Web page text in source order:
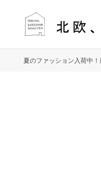
夏のファッション入荷中